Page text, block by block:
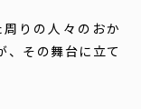
りの人々のおか
、その舞台に立て